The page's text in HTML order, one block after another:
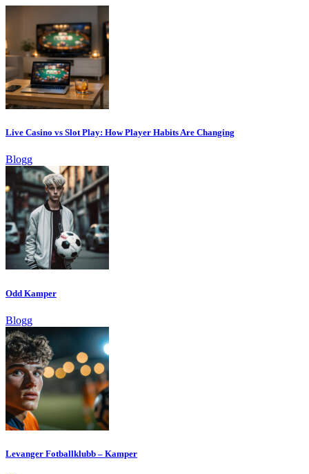
Live Casino vs Slot Play: How Player Habits Are Changing
Blogg
Odd Kamper
Blogg
Levanger Fotballklubb – Kamper